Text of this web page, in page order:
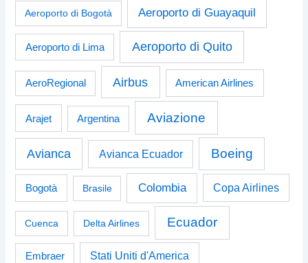
Aeroporto di Bogotà Aeroporto di Guayaquil
Aeroporto di Lima Aeroporto di Quito
AeroRegional Airbus American Airlines
Arajet Argentina Aviazione
Avianca Avianca Ecuador Boeing
Bogotà Brasile Colombia Copa Airlines
Cuenca Delta Airlines Ecuador
Embraer Stati Uniti d'America